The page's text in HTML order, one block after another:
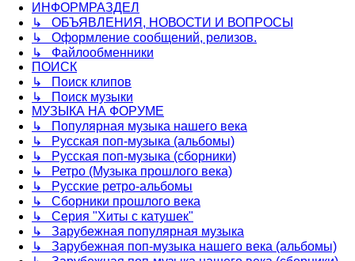
ИНФОРМРАЗДЕЛ
↳ ОБЪЯВЛЕНИЯ, НОВОСТИ И ВОПРОСЫ
↳ Оформление сообщений, релизов.
↳ Файлообменники
ПОИСК
↳ Поиск клипов
↳ Поиск музыки
МУЗЫКА НА ФОРУМЕ
↳ Популярная музыка нашего века
↳ Русская поп-музыка (альбомы)
↳ Русская поп-музыка (сборники)
↳ Ретро (Музыка прошлого века)
↳ Русские ретро-альбомы
↳ Сборники прошлого века
↳ Серия "Хиты с катушек"
↳ Зарубежная популярная музыка
↳ Зарубежная поп-музыка нашего века (альбомы)